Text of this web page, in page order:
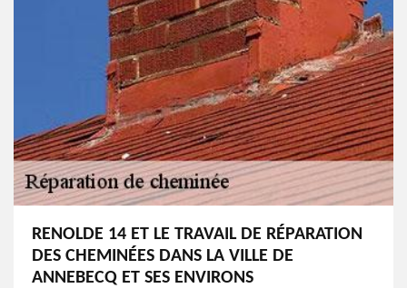
RENOLDE 14 ET LE TRAVAIL DE RÉPARATION
DES CHEMINÉES DANS LA VILLE DE
ANNEBECQ ET SES ENVIRONS